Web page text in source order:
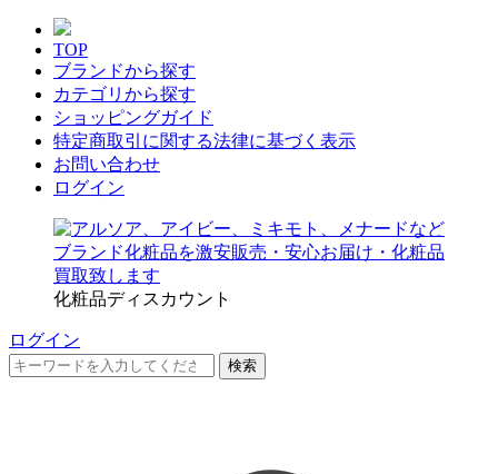
TOP
ブランドから探す
カテゴリから探す
ショッピングガイド
特定商取引に関する法律に基づく表示
お問い合わせ
ログイン
化粧品ディスカウント
ログイン
検索